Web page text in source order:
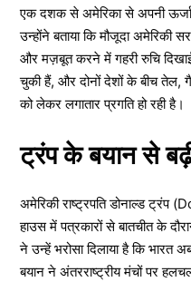
एक दशक से अमेरिका से अपनी
उन्होंने बताया कि मौजूदा अमेरिकी
और मज़बूत करने में गहरी रुचि दिखाई
चुकी हैं, और दोनों देशों के बीच तेल,
को लेकर लगातार प्रगति हो रही है।
ट्रंप के बयान से
अमेरिकी राष्ट्रपति डोनाल्ड ट्रंप
हाउस में पत्रकारों से बातचीत के
ने उन्हें भरोसा दिलाया है कि
बयान ने अंतरराष्ट्रीय मंचों पर